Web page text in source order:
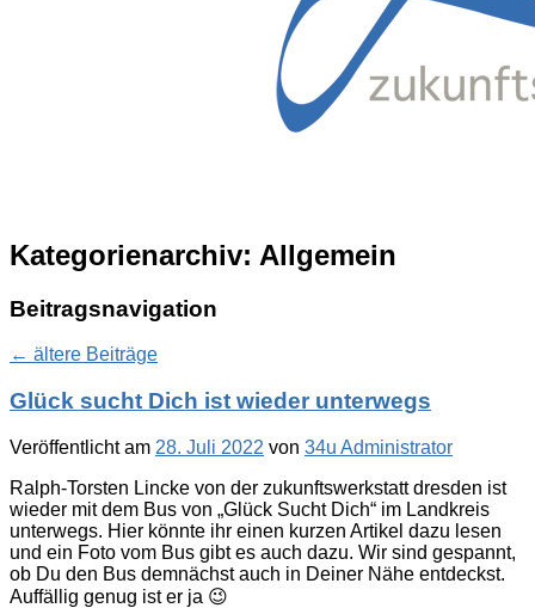
Kategorienarchiv: Allgemein
Beitragsnavigation
← ältere Beiträge
Glück sucht Dich ist wieder unterwegs
Veröffentlicht am 28. Juli 2022 von 34u Administrator
Ralph-Torsten Lincke von der zukunftswerkstatt dresden ist
wieder mit dem Bus von „Glück Sucht Dich“ im Landkreis
unterwegs. Hier könnte ihr einen kurzen Artikel dazu lesen
und ein Foto vom Bus gibt es auch dazu. Wir sind gespannt,
ob Du den Bus demnächst auch in Deiner Nähe entdeckst.
Auffällig genug ist er ja 😉